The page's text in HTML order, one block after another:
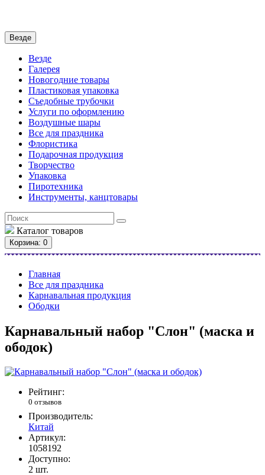
Везде
Везде
Галерея
Новогодние товары
Пластиковая упаковка
Съедобные трубочки
Услуги по оформлению
Воздушные шары
Все для праздника
Флористика
Подарочная продукция
Творчество
Упаковка
Пиротехника
Инструменты, канцтовары
Каталог товаров
Корзина: 0
Главная
Все для праздника
Карнавальная продукция
Ободки
Карнавальный набор "Слон" (маска и
ободок)
Рейтинг:
0 отзывов
Производитель:
Китай
Артикул:
1058192
Доступно:
2 шт.